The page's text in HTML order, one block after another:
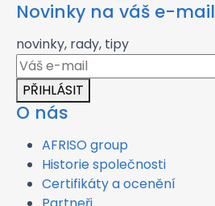
Novinky na váš e-mail
novinky, rady, tipy
PŘIHLÁSIT
O nás
AFRISO group
Historie společnosti
Certifikáty a ocenění